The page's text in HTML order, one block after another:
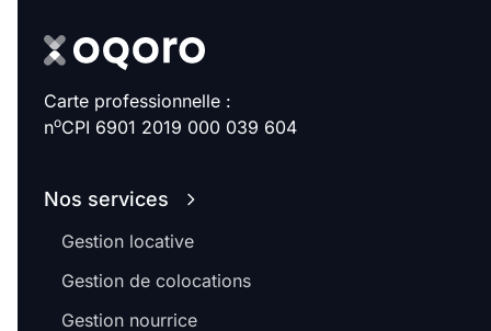
Carte professionnelle :
noCPI 6901 2019 000 039 604
Nos services
Gestion locative
Gestion de colocations
Gestion nourrice